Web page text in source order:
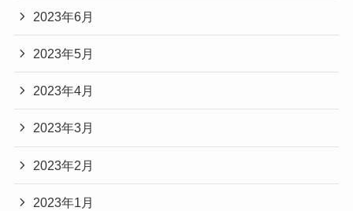
2023年6月
2023年5月
2023年4月
2023年3月
2023年2月
2023年1月